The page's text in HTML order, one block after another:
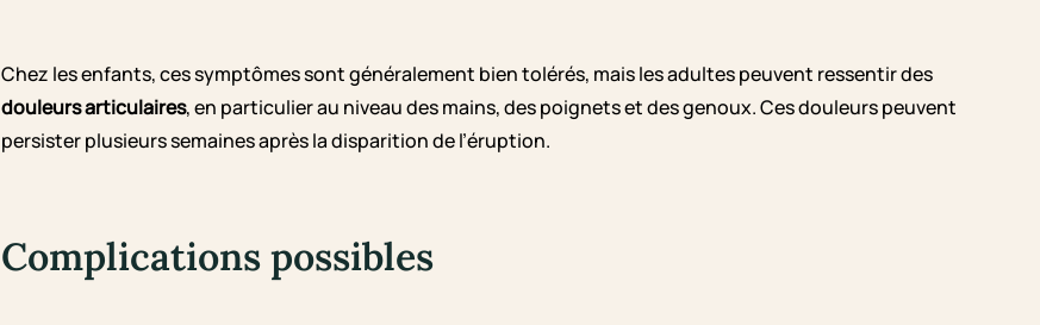
Chez les enfants, ces symptômes sont généralement bien tolérés, mais les adultes peuvent ressentir des
douleurs articulaires, en particulier au niveau des mains, des poignets et des genoux. Ces douleurs peuvent
persister plusieurs semaines après la disparition de l’éruption.
Complications possibles